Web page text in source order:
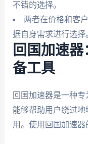
不错的选择。
两者在价格和客
据自身需求进行选择
回国加速
备工具
回国加速器是一种
能够帮助用户绕过
用。使用回国加速器